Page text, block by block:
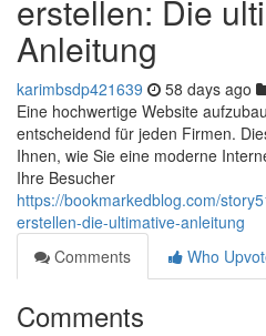
erstellen: Die
Anleitung
karimbsdp421639 58 days ago
Eine hochwertige Website
entscheidend für jeden Firmen.
Ihnen, wie Sie eine moderne
Ihre Besucher
https://bookmarkedblog.com/
erstellen-die-ultimative-anleitung
Comments
Who
Comments